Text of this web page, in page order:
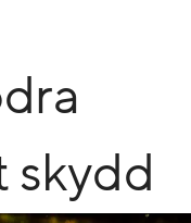
skydd